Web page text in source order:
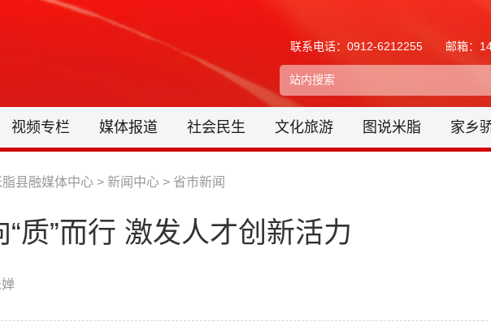
联系电话：0912-6212255 邮箱：
视频专栏 媒体报道 社会民生 文化旅游 图说米脂 家乡
县融媒体中心 > 新闻中心 > 省市新闻
“质”而行 激发人才创新活力